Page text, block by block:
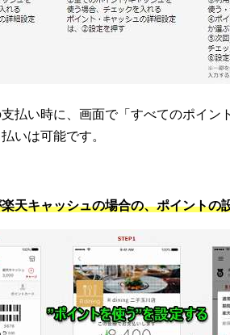
払い時に、画面で「すべてのポイン
いは可能です。
天キャッシュの場合の、ポイントの